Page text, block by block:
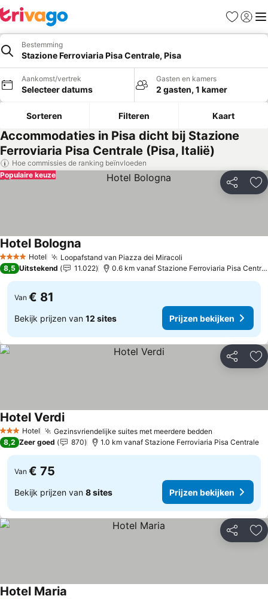
Favorieten
Bestemming
Stazione Ferroviaria Pisa Centrale, Pisa
Aankomst/vertrek
Selecteer datums
Gasten en kamers
2 gasten, 1 kamer
Sorteren Filteren Kaart
Accommodaties in Pisa dicht bij Stazione
Ferroviaria Pisa Centrale (Pisa, Italië)
Hoe commissies de ranking beïnvloeden
Delen
Populaire keuze
4 SterrenHotel Loopafstand van Piazza dei Miracoli
Hotel Bologna
8,5 Uitstekend 11.022 0.6 km vanaf Stazione Ferroviaria Pisa Centrale
Van € 81
Bekijk prijzen van 12 sites Prijzen bekijken
Delen
3 SterrenHotel Gezinsvriendelijke suites met meerdere bedden
Hotel Verdi
8,2 Zeer goed 870 1.0 km vanaf Stazione Ferroviaria Pisa Centrale
Van € 75
Bekijk prijzen van 8 sites Prijzen bekijken
Delen
Hotel Maria